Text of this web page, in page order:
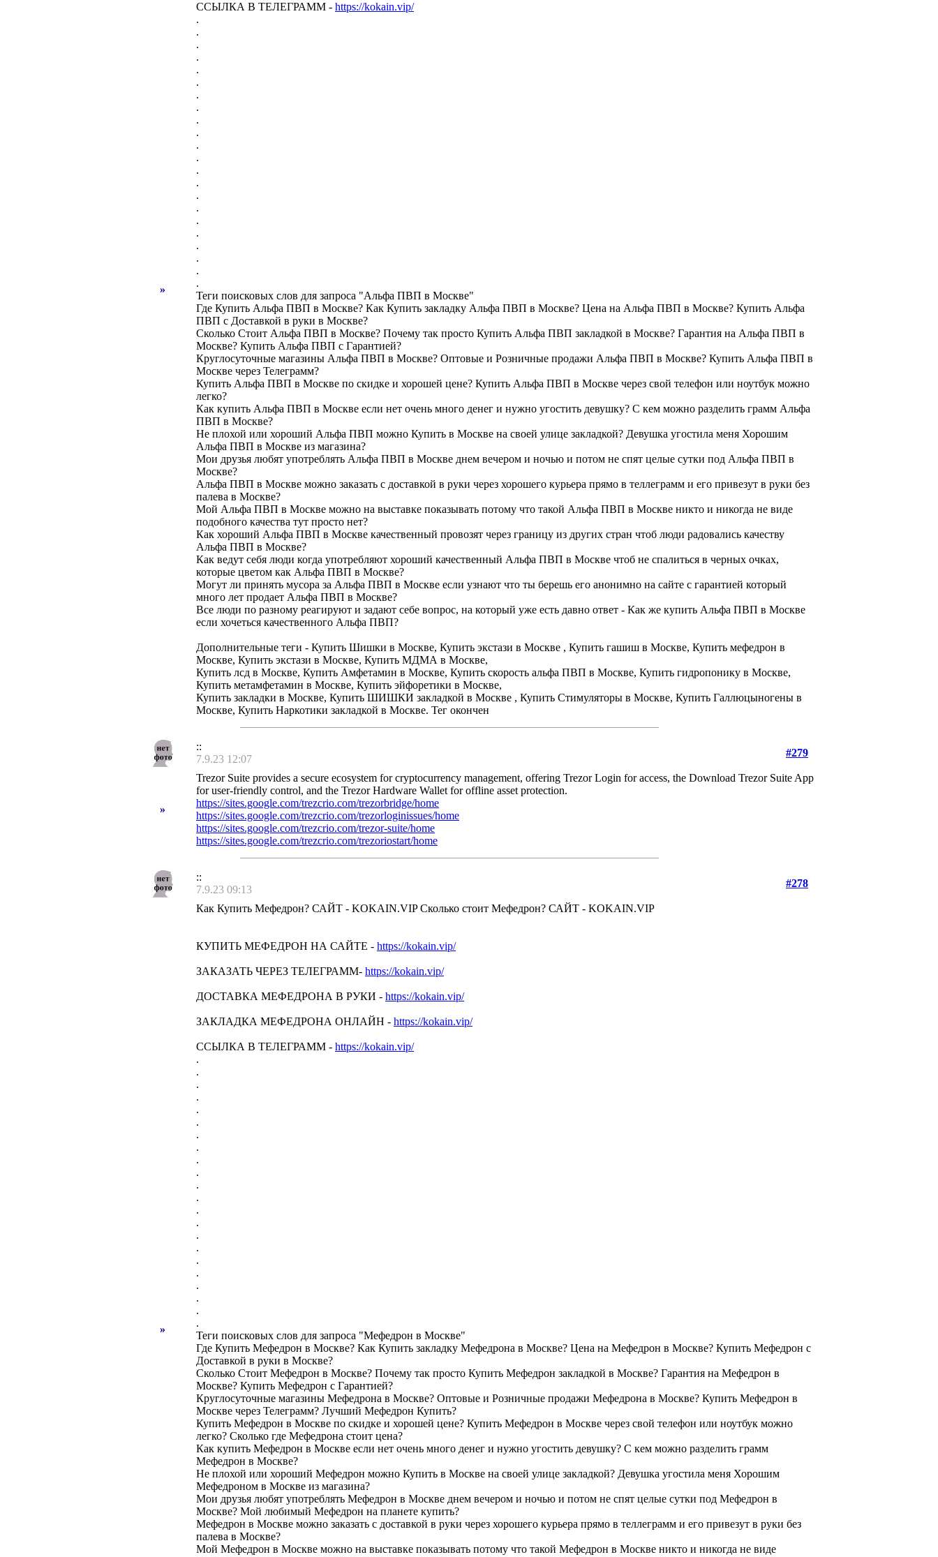
»
ССЫЛКА В ТЕЛЕГРАММ - https://kokain.vip/
.
.
.
.
.
.
.
.
.
.
.
.
.
.
.
.
.
.
.
.
.
.
Теги поисковых слов для запроса "Альфа ПВП в Москве"
Где Купить Альфа ПВП в Москве? Как Купить закладку Альфа ПВП в Москве? Цена на Альфа ПВП в Москве? Купить Альфа
ПВП с Доставкой в руки в Москве?
Сколько Стоит Альфа ПВП в Москве? Почему так просто Купить Альфа ПВП закладкой в Москве? Гарантия на Альфа ПВП в
Москве? Купить Альфа ПВП с Гарантией?
Круглосуточные магазины Альфа ПВП в Москве? Оптовые и Розничные продажи Альфа ПВП в Москве? Купить Альфа ПВП в
Москве через Телеграмм?
Купить Альфа ПВП в Москве по скидке и хорошей цене? Купить Альфа ПВП в Москве через свой телефон или ноутбук можно
легко?
Как купить Альфа ПВП в Москве если нет очень много денег и нужно угостить девушку? С кем можно разделить грамм Альфа
ПВП в Москве?
Не плохой или хороший Альфа ПВП можно Купить в Москве на своей улице закладкой? Девушка угостила меня Хорошим
Альфа ПВП в Москве из магазина?
Мои друзья любят употреблять Альфа ПВП в Москве днем вечером и ночью и потом не спят целые сутки под Альфа ПВП в
Москве?
Альфа ПВП в Москве можно заказать с доставкой в руки через хорошего курьера прямо в теллеграмм и его привезут в руки без
палева в Москве?
Мой Альфа ПВП в Москве можно на выставке показывать потому что такой Альфа ПВП в Москве никто и никогда не виде
подобного качества тут просто нет?
Как хороший Альфа ПВП в Москве качественный провозят через границу из других стран чтоб люди радовались качеству
Альфа ПВП в Москве?
Как ведут себя люди когда употребляют хороший качественный Альфа ПВП в Москве чтоб не спалиться в черных очках,
которые цветом как Альфа ПВП в Москве?
Могут ли принять мусора за Альфа ПВП в Москве если узнают что ты берешь его анонимно на сайте с гарантией который
много лет продает Альфа ПВП в Москве?
Все люди по разному реагируют и задают себе вопрос, на который уже есть давно ответ - Как же купить Альфа ПВП в Москве
если хочеться качественного Альфа ПВП?
Дополнительные теги - Купить Шишки в Москве, Купить экстази в Москве , Купить гашиш в Москве, Купить мефедрон в
Москве, Купить экстази в Москве, Купить МДМА в Москве,
Купить лсд в Москве, Купить Амфетамин в Москве, Купить скорость альфа ПВП в Москве, Купить гидропонику в Москве,
Купить метамфетамин в Москве, Купить эйфоретики в Москве,
Купить закладки в Москве, Купить ШИШКИ закладкой в Москве , Купить Стимуляторы в Москве, Купить Галлюцыногены в
Москве, Купить Наркотики закладкой в Москве. Тег окончен
::
7.9.23 12:07
#279
»
Trezor Suite provides a secure ecosystem for cryptocurrency management, offering Trezor Login for access, the Download Trezor Suite App
for user-friendly control, and the Trezor Hardware Wallet for offline asset protection.
https://sites.google.com/trezcrio.com/trezorbridge/home
https://sites.google.com/trezcrio.com/trezorloginissues/home
https://sites.google.com/trezcrio.com/trezor-suite/home
https://sites.google.com/trezcrio.com/trezoriostart/home
::
7.9.23 09:13
#278
»
Как Купить Мефедрон? САЙТ - KOKAIN.VIP Сколько стоит Мефедрон? САЙТ - KOKAIN.VIP
КУПИТЬ МЕФЕДРОН НА САЙТЕ - https://kokain.vip/
ЗАКАЗАТЬ ЧЕРЕЗ ТЕЛЕГРАММ- https://kokain.vip/
ДОСТАВКА МЕФЕДРОНА В РУКИ - https://kokain.vip/
ЗАКЛАДКА МЕФЕДРОНА ОНЛАЙН - https://kokain.vip/
ССЫЛКА В ТЕЛЕГРАММ - https://kokain.vip/
.
.
.
.
.
.
.
.
.
.
.
.
.
.
.
.
.
.
.
.
.
.
Теги поисковых слов для запроса "Мефедрон в Москве"
Где Купить Мефедрон в Москве? Как Купить закладку Мефедрона в Москве? Цена на Мефедрон в Москве? Купить Мефедрон с
Доставкой в руки в Москве?
Сколько Стоит Мефедрон в Москве? Почему так просто Купить Мефедрон закладкой в Москве? Гарантия на Мефедрон в
Москве? Купить Мефедрон с Гарантией?
Круглосуточные магазины Мефедрона в Москве? Оптовые и Розничные продажи Мефедрона в Москве? Купить Мефедрон в
Москве через Телеграмм? Лучший Мефедрон Купить?
Купить Мефедрон в Москве по скидке и хорошей цене? Купить Мефедрон в Москве через свой телефон или ноутбук можно
легко? Сколько где Мефедрона стоит цена?
Как купить Мефедрон в Москве если нет очень много денег и нужно угостить девушку? С кем можно разделить грамм
Мефедрон в Москве?
Не плохой или хороший Мефедрон можно Купить в Москве на своей улице закладкой? Девушка угостила меня Хорошим
Мефедроном в Москве из магазина?
Мои друзья любят употреблять Мефедрон в Москве днем вечером и ночью и потом не спят целые сутки под Мефедрон в
Москве? Мой любимый Мефедрон на планете купить?
Мефедрон в Москве можно заказать с доставкой в руки через хорошего курьера прямо в теллеграмм и его привезут в руки без
палева в Москве?
Мой Мефедрон в Москве можно на выставке показывать потому что такой Мефедрон в Москве никто и никогда не виде